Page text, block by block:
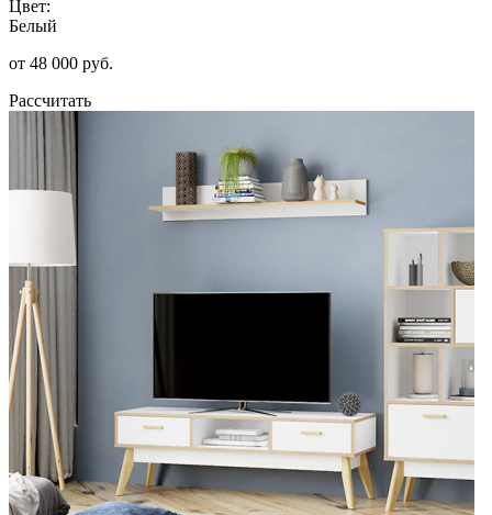
Цвет:
Белый
от 48 000 руб.
Рассчитать